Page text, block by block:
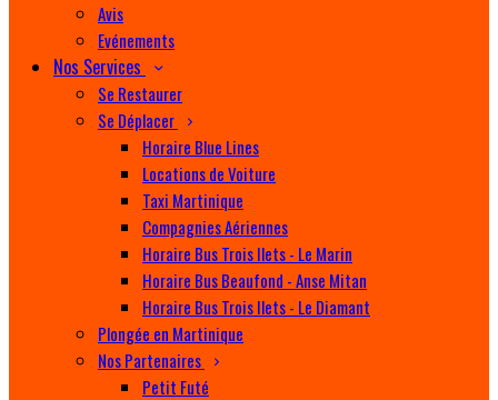
Avis
Evénements
Nos Services
Se Restaurer
Se Déplacer
Horaire Blue Lines
Locations de Voiture
Taxi Martinique
Compagnies Aériennes
Horaire Bus Trois Ilets - Le Marin
Horaire Bus Beaufond - Anse Mitan
Horaire Bus Trois Ilets - Le Diamant
Plongée en Martinique
Nos Partenaires
Petit Futé